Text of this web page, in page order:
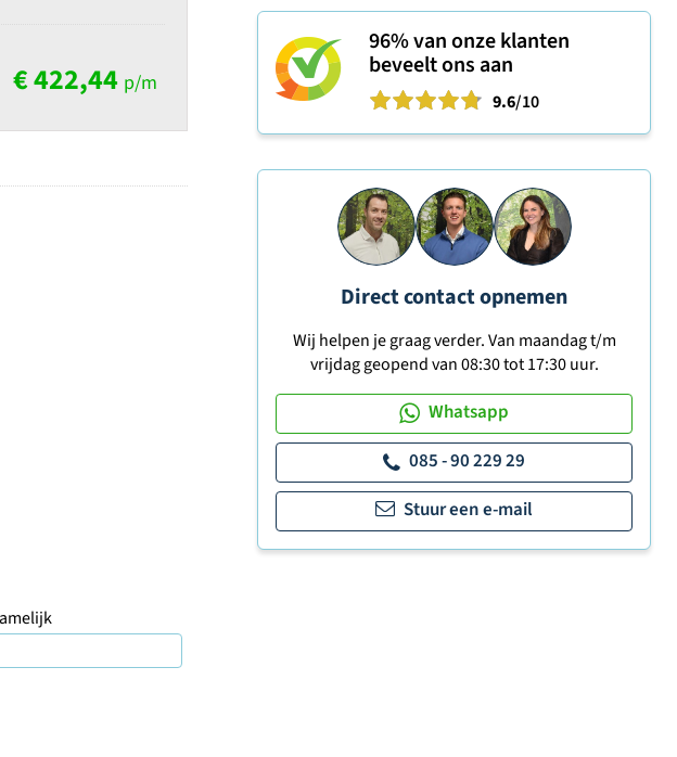
€ 422,44 p/m
96%van onze klanten
beveelt ons aan
9.6/10
Direct contact opnemen
Wij helpen je graag verder. Van maandag t/m
vrijdag geopend van 08:30 tot 17:30 uur.
Whatsapp
085 - 90 229 29
Stuur een e-mail